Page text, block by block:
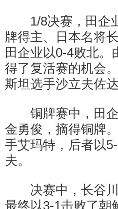
1/8决赛，田企业
牌得主、日本名将
田企业以0-4败北
得了复活赛的机会
斯坦选手沙立夫佐达
铜牌赛中，田企
金勇俊，摘得铜牌
手艾玛特，后者以
夫。
决赛中，长谷川
最终以3-1击败了朝